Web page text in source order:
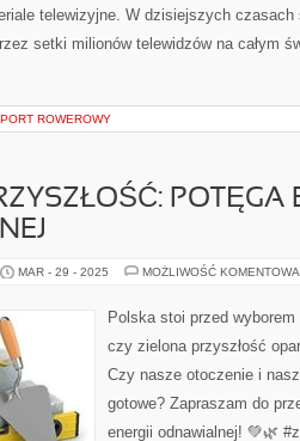
telewizyjne. W dzisiejszych czasach
setki milionów telewidzów na całym
ROWEROWY
POTĘGA
MAR - 29 - 2025 MOŻLIWOŚĆ
Polska stoi przed
czy zielona przyszłość
Czy nasze otoczenie i
gotowe? Zapraszam do
energii odnawialnej! 💚🌿